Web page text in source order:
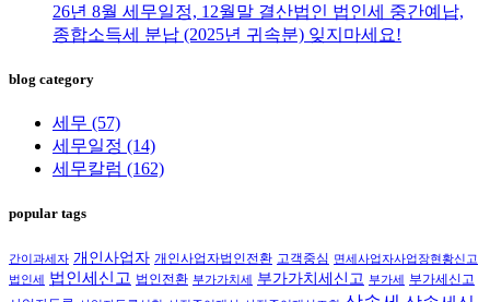
26년 8월 세무일정, 12월말 결산법인 법인세 중간예납,
종합소득세 분납 (2025년 귀속분) 잊지마세요!
blog category
세무 (57)
세무일정 (14)
세무칼럼 (162)
popular tags
간이과세자 개인사업자 개인사업자법인전환 고객중심 면세사업자사업장현황신고
법인세
법인세신고 법인전환 부가가치세 부가가치세신고 부가세
부가세신고